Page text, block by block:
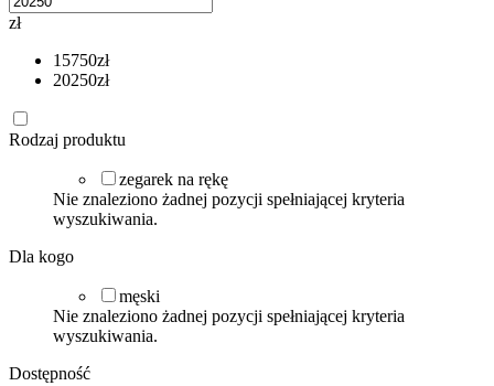
zł
15750zł
20250zł
Rodzaj produktu
zegarek na rękę
Nie znaleziono żadnej pozycji spełniającej kryteria
wyszukiwania.
Dla kogo
męski
Nie znaleziono żadnej pozycji spełniającej kryteria
wyszukiwania.
Dostępność